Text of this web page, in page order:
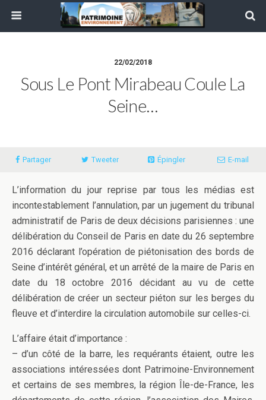
22/02/2018
Sous Le Pont Mirabeau Coule La
Seine…
Partager Tweeter Épingler E-mail
L’information du jour reprise par tous les médias est
incontestablement l’annulation, par un jugement du tribunal
administratif de Paris de deux décisions parisiennes : une
délibération du Conseil de Paris en date du 26 septembre
2016 déclarant l’opération de piétonisation des bords de
Seine d’intérêt général, et un arrêté de la maire de Paris en
date du 18 octobre 2016 décidant au vu de cette
délibération de créer un secteur piéton sur les berges du
fleuve et d’interdire la circulation automobile sur celles-ci.
L’affaire était d’importance :
– d’un côté de la barre, les requérants étaient, outre les
associations intéressées dont Patrimoine-Environnement
et certains de ses membres, la région Île-de-France, les